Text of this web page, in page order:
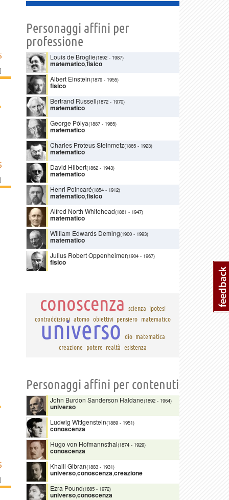
]
]
]
Personaggi affini per
professione
Louis de Broglie(1892 - 1987)
matematico,fisico
Albert Einstein(1879 - 1955)
fisico
Bertrand Russell(1872 - 1970)
matematico
George Pólya(1887 - 1985)
matematico
Charles Proteus Steinmetz(1865 - 1923)
matematico
David Hilbert(1862 - 1943)
matematico
Henri Poincaré(1854 - 1912)
matematico,fisico
Alfred North Whitehead(1861 - 1947)
matematico
William Edwards Deming(1900 - 1993)
matematico
Julius Robert Oppenheimer(1904 - 1967)
fisico
conoscenza scienza ipotesi
contraddizioni atomo obiettivi pensiero matematico
universo dio matematica
creazione
potere realtà esistenza
Personaggi affini per contenuti
John Burdon Sanderson Haldane(1892 - 1964)
universo
Ludwig Wittgenstein(1889 - 1951)
conoscenza
Hugo von Hofmannsthal(1874 - 1929)
conoscenza
Khalil Gibran(1883 - 1931)
universo,conoscenza,creazione
Ezra Pound(1885 - 1972)
universo,conoscenza